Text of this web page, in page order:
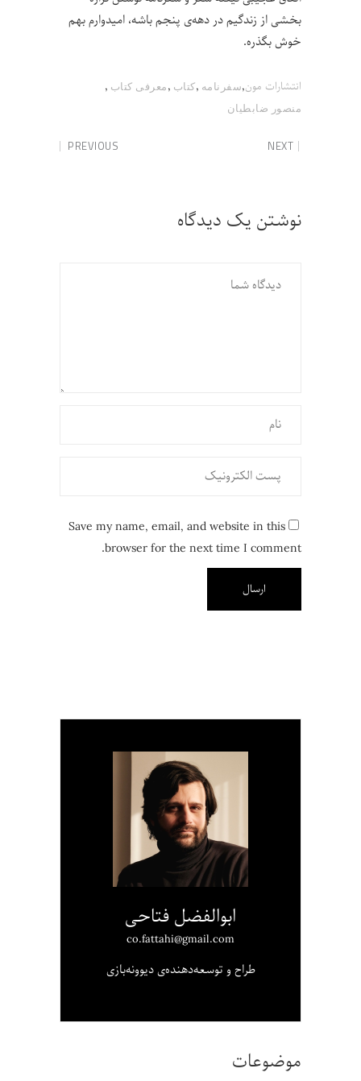
بخشی از زندگیم در دهه‌ی پنجم باشه، امیدوارم بهم
خوش بگذره.
انتشارات مون,سفرنامه ,کتاب ,معرفی کتاب ,
منصور ضابطیان
PREVIOUS NEXT
نوشتن یک دیدگاه
Save my name, email, and website in this
browser for the next time I comment.
ابوالفضل فتاحی
co.fattahi@gmail.com
طراح و توسعه‌دهنده‌ی دیوونه‌بازی
موضوعات